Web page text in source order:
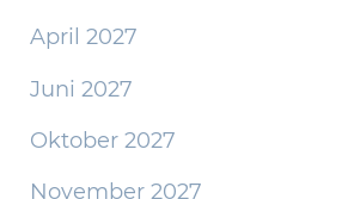
April 2027
Juni 2027
Oktober 2027
November 2027